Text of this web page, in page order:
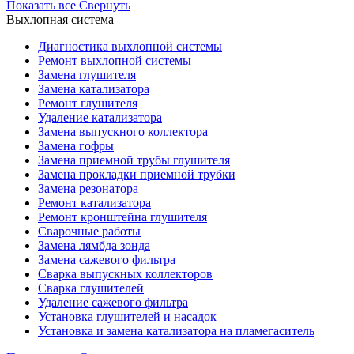
Показать все Свернуть
Выхлопная система
Диагностика выхлопной системы
Ремонт выхлопной системы
Замена глушителя
Замена катализатора
Ремонт глушителя
Удаление катализатора
Замена выпускного коллектора
Замена гофры
Замена приемной трубы глушителя
Замена прокладки приемной трубки
Замена резонатора
Ремонт катализатора
Ремонт кронштейна глушителя
Сварочные работы
Замена лямбда зонда
Замена сажевого фильтра
Сварка выпускных коллекторов
Сварка глушителей
Удаление сажевого фильтра
Установка глушителей и насадок
Установка и замена катализатора на пламегаситель